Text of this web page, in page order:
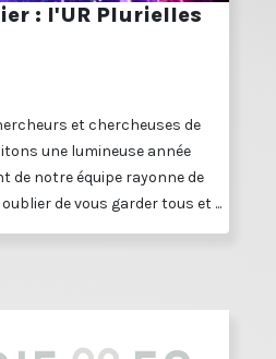
: l'UR Plurielles
et chercheuses de
une lumineuse année
de notre équipe rayonne de
de vous garder tous et ...